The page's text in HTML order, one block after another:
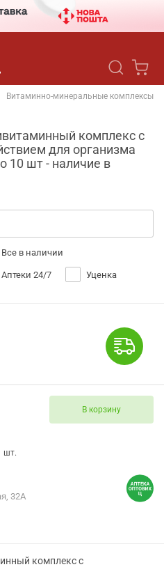
Витаминно-минеральные комплексы
комплекс с
для организма
10 шт - наличие в
Все в наличии
Аптеки 24/7 Уценка
В корзину
шт.
32А
комплекс с